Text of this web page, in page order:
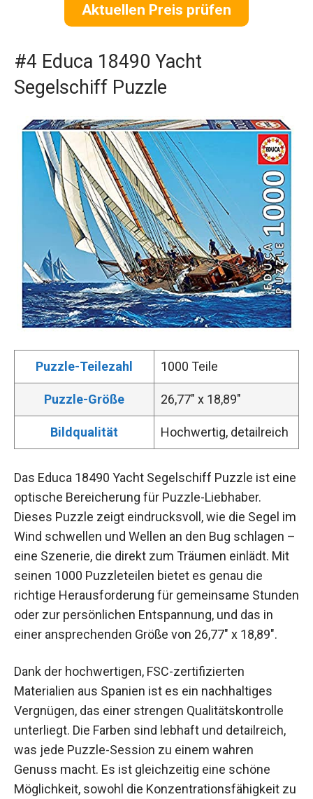
Aktuellen Preis prüfen
#4 Educa 18490 Yacht
Segelschiff Puzzle
Puzzle-Teilezahl 1000 Teile
Puzzle-Größe 26,77″ x 18,89″
Bildqualität Hochwertig, detailreich
Das Educa 18490 Yacht Segelschiff Puzzle ist eine
optische Bereicherung für Puzzle-Liebhaber.
Dieses Puzzle zeigt eindrucksvoll, wie die Segel im
Wind schwellen und Wellen an den Bug schlagen –
eine Szenerie, die direkt zum Träumen einlädt. Mit
seinen 1000 Puzzleteilen bietet es genau die
richtige Herausforderung für gemeinsame Stunden
oder zur persönlichen Entspannung, und das in
einer ansprechenden Größe von 26,77″ x 18,89″.
Dank der hochwertigen, FSC-zertifizierten
Materialien aus Spanien ist es ein nachhaltiges
Vergnügen, das einer strengen Qualitätskontrolle
unterliegt. Die Farben sind lebhaft und detailreich,
was jede Puzzle-Session zu einem wahren
Genuss macht. Es ist gleichzeitig eine schöne
Möglichkeit, sowohl die Konzentrationsfähigkeit zu